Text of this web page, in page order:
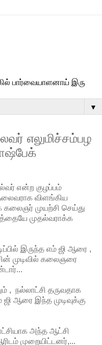
பார்வையாளனாய் இரு
▼
எலுமிச்சம்பழ
என்ற குழப்பம்
விளங்கிய
கலைஞர் முயற்சி செய்து
முதல்வராக்க
இருந்த எம் ஜி ஆரை ,
முடிவில் கலைஞரை
, நல்லாட்சி தருவதாக
ஆரை இந்த முடிவுக்கு
அந்த ஆட்சி
முறையிட்டனர்,...